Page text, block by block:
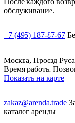
обслуживание.
+7 (495) 187-87-67
Москва, Проезд
Время работы
Показать на карте
zakaz@arenda.trade
каталог аренды